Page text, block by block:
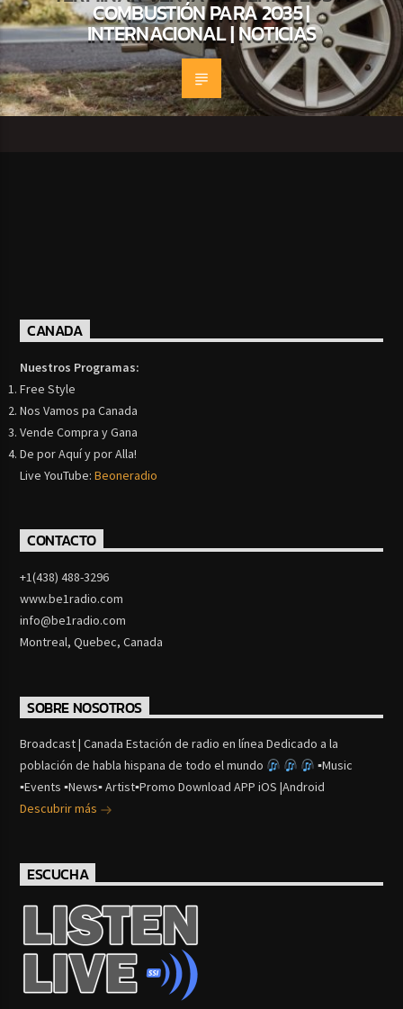
COMBUSTIÓN PARA 2035 |
INTERNACIONAL | NOTICIAS
CANADA
Nuestros Programas:
Free Style
Nos Vamos pa Canada
Vende Compra y Gana
De por Aquí y por Alla!
Live YouTube:Beoneradio
CONTACTO
+1(438) 488-3296
www.be1radio.com
info@be1radio.com
Montreal, Quebec, Canada
SOBRE NOSOTROS
Broadcast | Canada Estación de radio en línea Dedicado a la
población de habla hispana de todo el mundo
▪Music
▪Events ▪News▪ Artist▪Promo Download APP iOS |Android
Descubrir más
ESCUCHA